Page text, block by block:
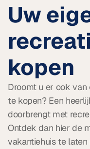
Uw
kopen
Droomt u er ook
te kopen? Een
doorbrengt met
Ontdek dan hier de
vakantiehuis te